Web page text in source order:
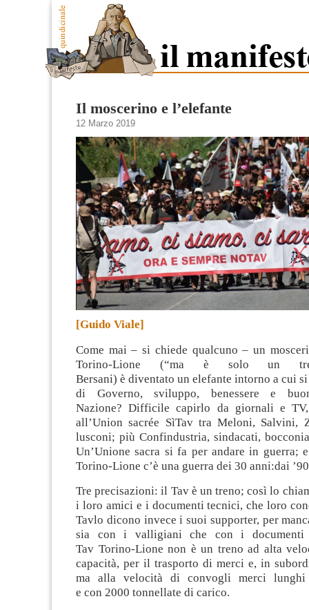
Il moscerino e l’elefante
12 Marzo 2019
[Guido Viale]
Come mai– si chiede qualcuno –un m
Torino-Lione (“ma è solo un
Bersani) è diventato un elefante intorno a cui
di Governo,sviluppo, benessere e
Nazione? Difficile capirlo da giornalieTV
all’Unionsacrée SìTav tra Meloni, Salvini,
lusconi; più Confindustria, sindacati,
Un’Unione sacra sifa per andare in guerra;
Torino-Lione c’è una guerra dei 30 anni:dai
Tre precisazioni:il Tavè un treno;così lo
i loro amici e i documenti tecnici, che loro
Tavlo dicono inveceisuoi supporter, per
sia con i valligiani che con i documenti
Tav Torino-Lionenon è un treno ad alta
capacità, per il trasporto di merci e, in
ma alla velocità di convogli merci lunghi
e con 2000 tonnellate di carico.